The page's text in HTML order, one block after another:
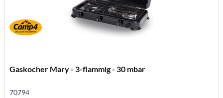
Gaskocher Mary - 3-flammig - 30 mbar
70794